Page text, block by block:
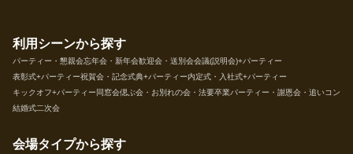
利用シーンから探す
パーティー・懇親会忘年会・新年会歓迎会・送別会会議(説明会)+パーティー
表彰式+パーティー祝賀会・記念式典+パーティー内定式・入社式+パーティー
キックオフ+パーティー 同窓会偲ぶ会・お別れの会・法要卒業パーティー・謝恩会・追いコン
結婚式二次会
会場タイプから探す